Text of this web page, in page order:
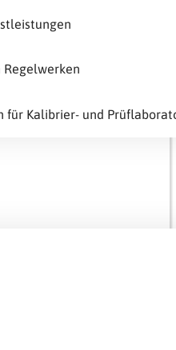
für Kalibrier- und